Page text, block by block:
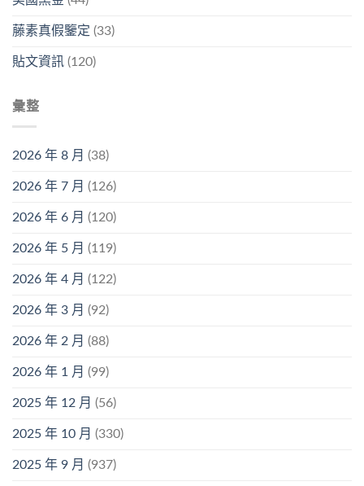
藤素真假鑒定 (33)
貼文資訊 (120)
彙整
2026 年 8 月 (38)
2026 年 7 月 (126)
2026 年 6 月 (120)
2026 年 5 月 (119)
2026 年 4 月 (122)
2026 年 3 月 (92)
2026 年 2 月 (88)
2026 年 1 月 (99)
2025 年 12 月 (56)
2025 年 10 月 (330)
2025 年 9 月 (937)